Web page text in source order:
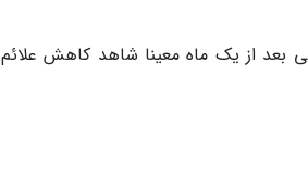
بعد از یک ماه معینا شاهد کاهش علائم